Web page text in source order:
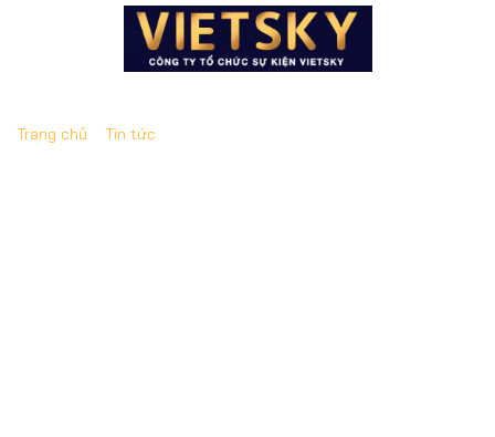
Trang chủ Tin tức